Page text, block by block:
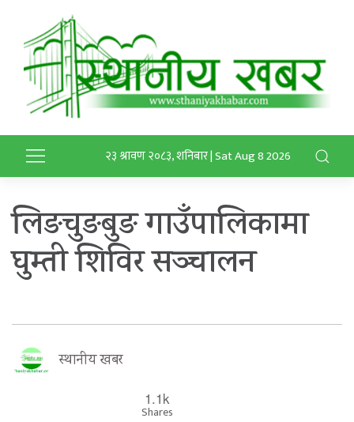
२३ श्रावण २०८३, शनिबार | Sat Aug 8 2026
लिङचुङबुङ गाउँपालिकामा
घुम्ती शिविर सञ्चालन
स्थानीय खबर
1.1k
Shares